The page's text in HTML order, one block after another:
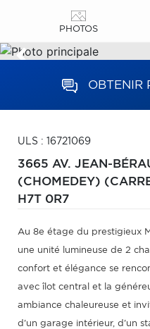
PHOTOS
OBTENIR
ULS : 16721069
3665 AV. JEAN-
(CHOMEDEY)
H7T 0R7
Au 8e étage du prestigieux
une unité lumineuse de 2
confort et élégance se
avec îlot central et la
ambiance chaleureuse et
d'un garage intérieur, d'un